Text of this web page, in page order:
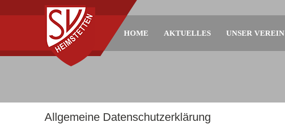
HOME AKTUELLES UNSER VEREIN
Allgemeine Datenschutzerklärung